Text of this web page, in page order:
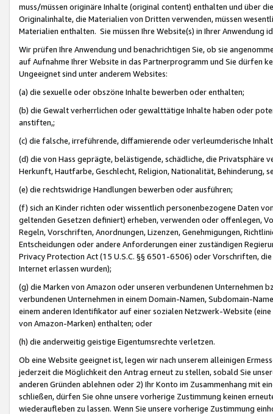
muss/müssen originäre Inhalte (original content) enthalten und über
Originalinhalte, die Materialien von Dritten verwenden, müssen
Materialien enthalten. Sie müssen Ihre Website(s) in Ihrer Anwendung
Wir prüfen Ihre Anwendung und benachrichtigen Sie, ob sie
auf Aufnahme Ihrer Website in das Partnerprogramm und Sie dürfen
Ungeeignet sind unter anderem Websites:
(a) die sexuelle oder obszöne Inhalte bewerben oder enthalten;
(b) die Gewalt verherrlichen oder gewalttätige Inhalte haben oder
anstiften,;
(c) die falsche, irreführende, diffamierende oder verleumderische
(d) die von Hass geprägte, belästigende, schädliche, die Privatsphäre
Herkunft, Hautfarbe, Geschlecht, Religion, Nationalität, Behinderung,
(e) die rechtswidrige Handlungen bewerben oder ausführen;
(f) sich an Kinder richten oder wissentlich personenbezogene Daten
geltenden Gesetzen definiert) erheben, verwenden oder offenlegen,
Regeln, Vorschriften, Anordnungen, Lizenzen, Genehmigungen,
Entscheidungen oder andere Anforderungen einer zuständigen
Privacy Protection Act (15 U.S.C. §§ 6501-6506) oder Vorschriften,
Internet erlassen wurden);
(g) die Marken von Amazon oder unseren verbundenen Unternehmen
verbundenen Unternehmen in einem Domain-Namen, Subdomain-
einem anderen Identifikator auf einer sozialen Netzwerk-Website
von Amazon-Marken) enthalten; oder
(h) die anderweitig geistige Eigentumsrechte verletzen.
Ob eine Website geeignet ist, legen wir nach unserem alleinigen
jederzeit die Möglichkeit den Antrag erneut zu stellen, sobald Sie
anderen Gründen ablehnen oder 2) Ihr Konto im Zusammenhang mit
schließen, dürfen Sie ohne unsere vorherige Zustimmung keinen
wiederaufleben zu lassen. Wenn Sie unsere vorherige Zustimmung